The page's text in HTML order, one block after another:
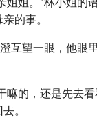
的事。
互望一眼，他眼
嘛的，还是先去
。